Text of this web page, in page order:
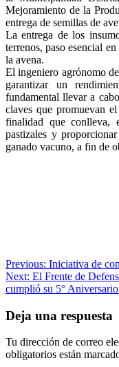
Mejoramiento de la
entrega de semillas de
La entrega de los
terrenos, paso esencial
la avena.
El ingeniero agrónomo
garantizar un
fundamental llevar a
claves que promuevan
finalidad que conlleva,
pastizales y
ganado vacuno, a fin de
Navegación
de
Previous: Iniciativa de
Next: El Frente de
cumplió su 5°
Deja una respuesta
Tu dirección de correo
obligatorios están